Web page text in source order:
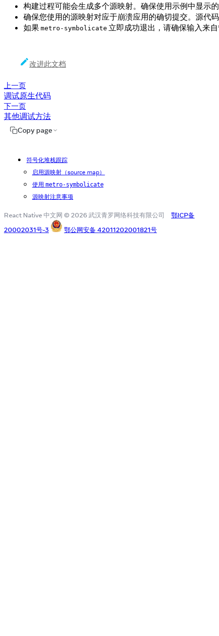
构建过程可能会生成多个源映射。确保使用示例中显示
确保您使用的源映射对应于崩溃应用的确切提交。源代
如果 metro-symbolicate 立即成功退出，请确保输入来
改进此文档
上一页
调试原生代码
下一页
其他调试方法
Copy page
符号化堆栈跟踪
启用源映射（source map）
使用 metro-symbolicate
源映射注意事项
React Native 中文网 © 2026 武汉青罗网络科技有限公司
鄂ICP备
20002031号-3
鄂公网安备 42011202001821号